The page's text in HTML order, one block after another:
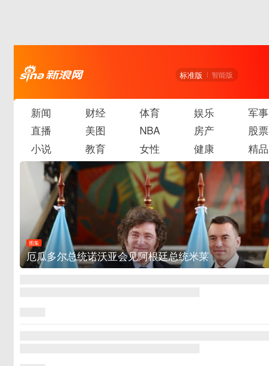
标准版 智能版
新闻 财经 体育 娱乐 军事
直播
美图 NBA 房产 股票
小说
教育 女性 健康 精品
图集
厄瓜多尔总统诺沃亚会见阿根廷总统米莱